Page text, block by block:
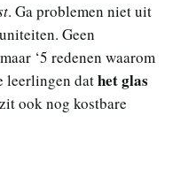
. Ga problemen niet uit
Geen
‘5 redenen waarom
leerlingen dathet glas
ook nog kostbare